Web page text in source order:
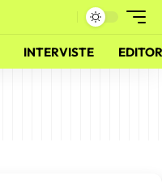
INTERVISTE